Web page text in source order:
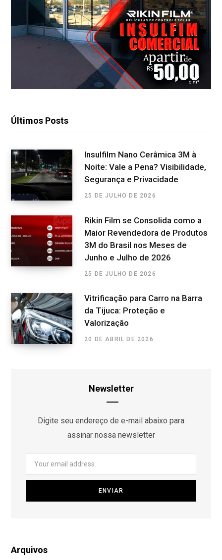
Últimos Posts
Insulfilm Nano Cerâmica 3M à
Noite: Vale a Pena? Visibilidade,
Segurança e Privacidade
25 DE JULHO DE 2026
Rikin Film se Consolida como a
Maior Revendedora de Produtos
3M do Brasil nos Meses de
Junho e Julho de 2026
25 DE JULHO DE 2026
Vitrificação para Carro na Barra
da Tijuca: Proteção e
Valorização
20 DE ABRIL DE 2026
Newsletter
Digite seu endereço de e-mail abaixo para
assinar nossa newsletter
Arquivos